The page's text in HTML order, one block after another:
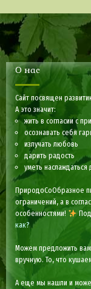
О нас
Сайт посвящен
А это значит:
жить в согласии с
осознавать себя
излучать любовь
дарить радость
уметь
ПриродоСоОбразное
ограничений, а в
особенностями!
как?
Можем предложить вам
вручную. То, что
А еще мы нашли и